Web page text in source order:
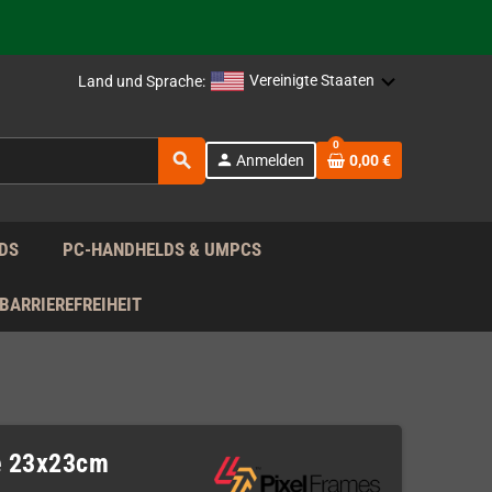
Land und Sprache: Vereinigte Staaten
search person Anmelden
0
0,00 €
PC-HANDHELDS & UMPCS
BARRIEREFREIHEIT
23x23cm